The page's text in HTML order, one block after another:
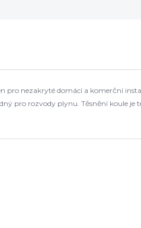
pro nezakryté domácí a komerční
pro rozvody plynu. Těsnění koule je